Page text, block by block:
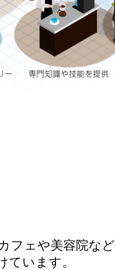
フェや美容院な
ています。